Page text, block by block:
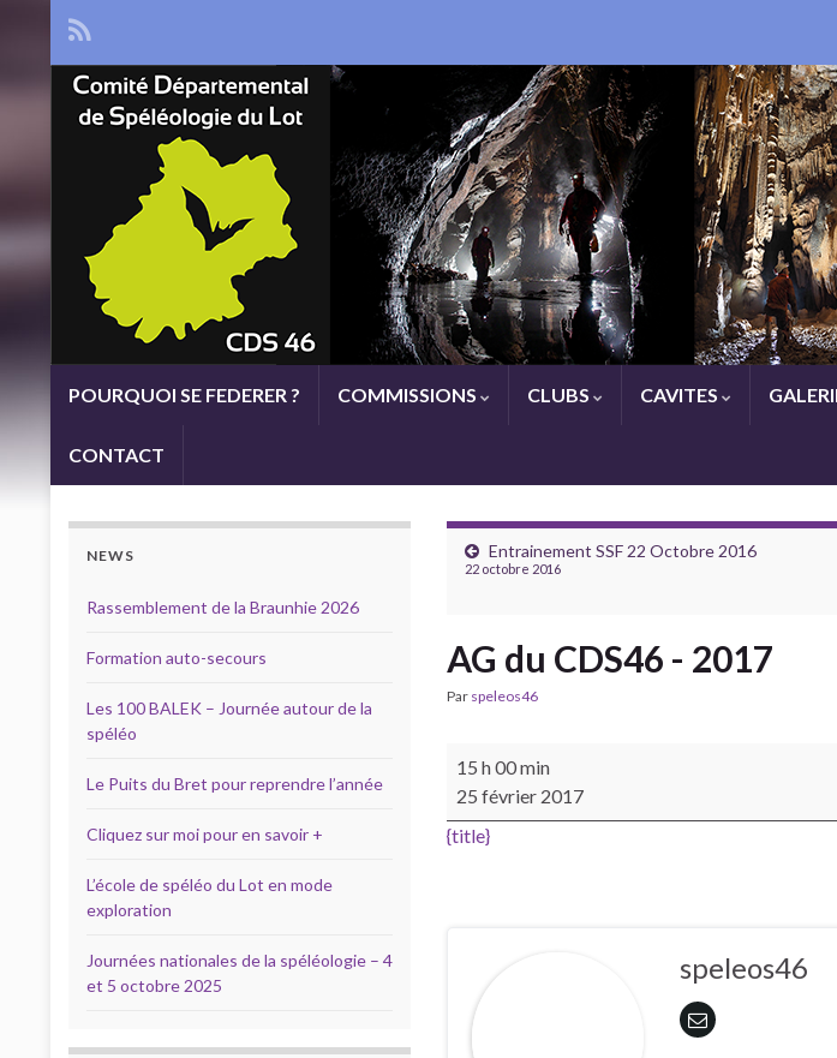
POURQUOI SE FEDERER ? COMMISSIONS CLUBS CAVITES
CONTACT
Entrainement SSF 22 Octobre 2016
22 octobre 2016
AG du CDS46 - 2017
Par speleos46
AG du CDS46 - 2017
15 h 00 min
25 février 2017
{title}
speleos46
NEWS
Rassemblement de la Braunhie 2026
Formation auto-secours
Les 100 BALEK – Journée autour de la
spéléo
Le Puits du Bret pour reprendre l’année
Cliquez sur moi pour en savoir +
L’école de spéléo du Lot en mode
exploration
Journées nationales de la spéléologie – 4
et 5 octobre 2025